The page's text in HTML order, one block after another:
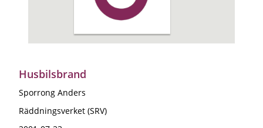
Husbilsbrand
Sporrong Anders
Räddningsverket (SRV)